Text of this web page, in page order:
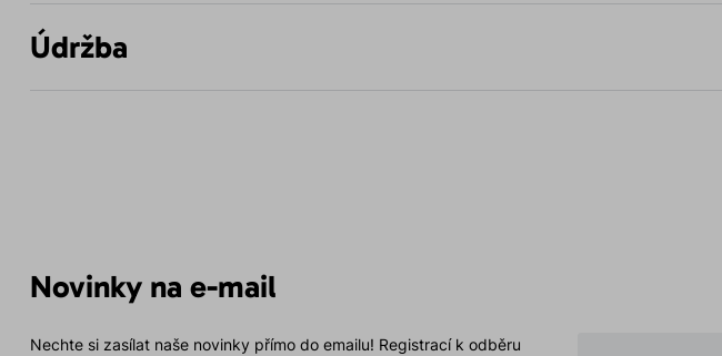
Údržba
Novinky na e-mail
Nechte si zasílat naše novinky přímo do emailu! Registrací k odběru